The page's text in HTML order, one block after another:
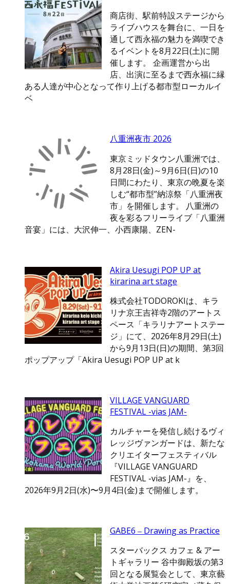
商店街、駅前特設ステージから
ライブハウスを舞台に、一日を
通して西永福の魅力を満喫でき
るイベントを8月22日(土)に開
催します。 企画運営から出
店、出演に至るまで西永福に縁
ある人達が中心となって作り上げる都市型ローカルイ
ベ
八重洲夜市 2026
東京ミッドタウン八重洲では、
8月28日(金)～9月6日(日)の10
日間にわたり、東京の晩夏を楽
しむ“都市型”納涼祭「八重洲夜
市」を開催します。 八重洲の
夜を彩るフリーライブ「八重洲
音宴」には、大沢伸一、小西康陽、ZEN-
Akira Uesugi POP UP at
kirarina art stage
株式会社TODOROKIは、キラ
リナ京王吉祥寺2階のアートス
ペース「キラリナアートステー
ジ」にて、2026年8月29日(土)
から9月13日(日)の期間、第3回
ポップアップ「Akira Uesugi POP UP at k
VILLAGE VANGUARD
FESTIVAL -vias JAM-
カルチャーを発信し続けるヴィ
レッジヴァンガードは、新たな
クリエイターフェスティバル
『VILLAGE VANGUARD
FESTIVAL -vias JAM-』を、
2026年9月2日(水)〜9月4日(金)まで開催します。
GABE6 ‒ Drawing as Practice
スターバックス カフェ & アー
トギャラリー 谷中御殿坂の第3
回となる展覧会として、東京藝